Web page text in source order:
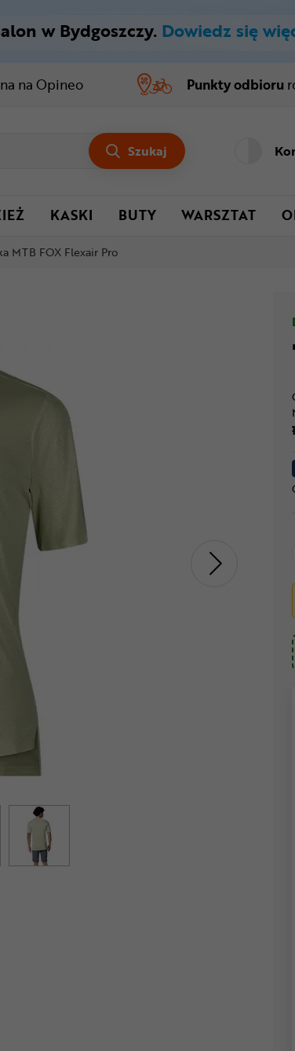
w Bydgoszczy. Dowiedz się
na Opineo Punkty odbioru
Szukaj
KASKI BUTY WARSZTAT
MTB FOX Flexair Pro